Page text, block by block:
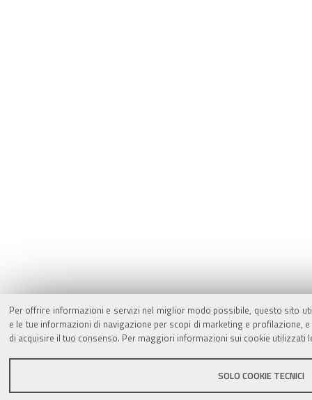
Per offrire informazioni e servizi nel miglior modo possibile, questo sito
e le tue informazioni di navigazione per scopi di marketing e
di acquisire il tuo consenso. Per maggiori informazioni sui cookie utilizzati
SOLO COOKIE TECNICI